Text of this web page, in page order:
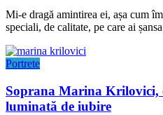
Mi-e dragă amintirea ei, așa cum
speciali, de calitate, pe care ai
Portrete
Soprana Marina Krilovici,
luminată de iubire